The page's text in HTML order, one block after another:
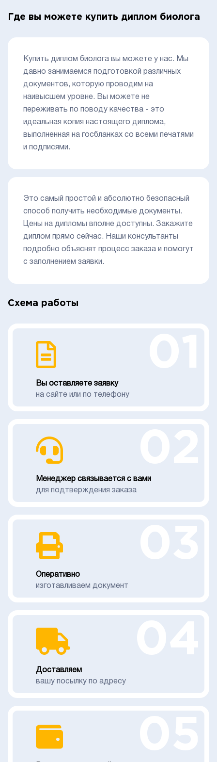
Где вы можете купить диплом биолога
Купить диплом биолога вы можете у нас. Мы
давно занимаемся подготовкой различных
документов, которую проводим на
наивысшем уровне. Вы можете не
переживать по поводу качества - это
идеальная копия настоящего диплома,
выполненная на госбланках со всеми печатями
и подписями.
Это самый простой и абсолютно безопасный
способ получить необходимые документы.
Цены на дипломы вполне доступны. Закажите
диплом прямо сейчас. Наши консультанты
подробно объяснят процесс заказа и помогут
с заполнением заявки.
Схема работы
Вы оставляете заявку
на сайте или по телефону
Менеджер связывается с вами
для подтверждения заказа
Оперативно
изготавливаем документ
Доставляем
вашу посылку по адресу